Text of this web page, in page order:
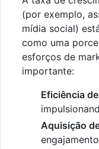
(por exemplo,
mídia social)
como uma
esforços de
importante:
Eficiência
Aquisição